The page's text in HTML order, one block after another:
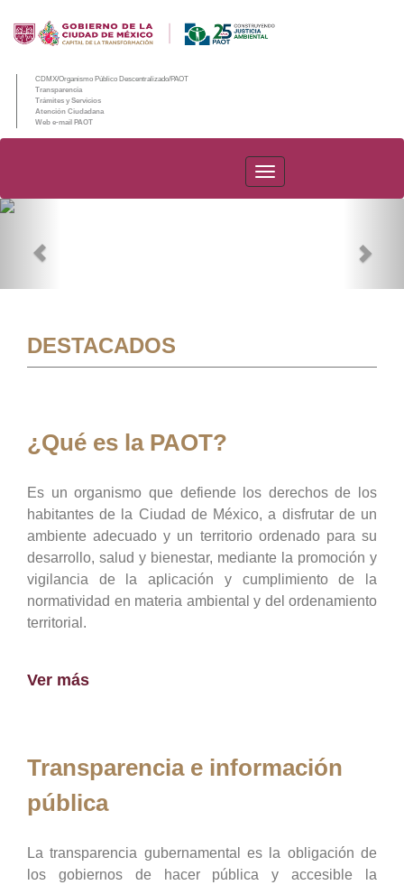
CDMX/Organismo Público Descentralizado/PAOT
Transparencia
Trámites y Servicios
Atención Ciudadana
Web e-mail PAOT
PAOT
DESTACADOS
¿Qué es la PAOT?
Es un organismo que defiende los derechos de los
habitantes de la Ciudad de México, a disfrutar de un
ambiente adecuado y un territorio ordenado para su
desarrollo, salud y bienestar, mediante la promoción y
vigilancia de la aplicación y cumplimiento de la
normatividad en materia ambiental y del ordenamiento
territorial.
Ver más
Transparencia e información
pública
La transparencia gubernamental es la obligación de
los gobiernos de hacer pública y accesible la